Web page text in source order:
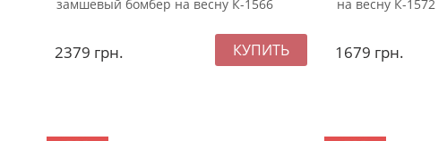
замшевый бомбер на весну К-1566
2379 грн.
на весну К-1572
1679 грн.